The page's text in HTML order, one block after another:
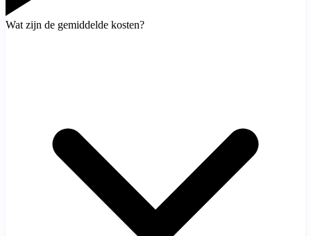
Wat zijn de gemiddelde kosten?